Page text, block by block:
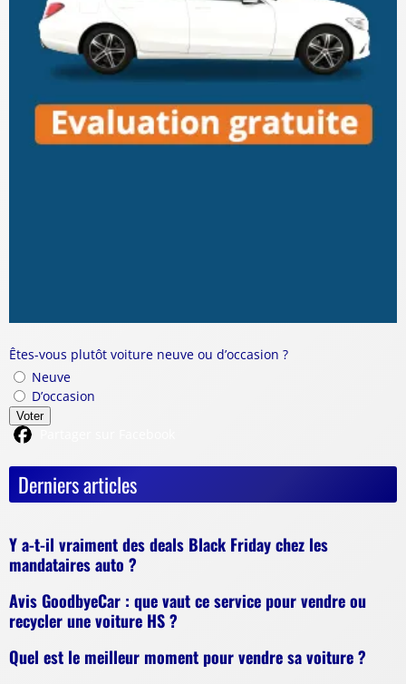
Êtes-vous plutôt voiture neuve ou d’occasion ?
Neuve
D’occasion
Voter
Derniers articles
Y a-t-il vraiment des deals Black Friday chez les
mandataires auto ?
Avis GoodbyeCar : que vaut ce service pour vendre ou
recycler une voiture HS ?
Quel est le meilleur moment pour vendre sa voiture ?